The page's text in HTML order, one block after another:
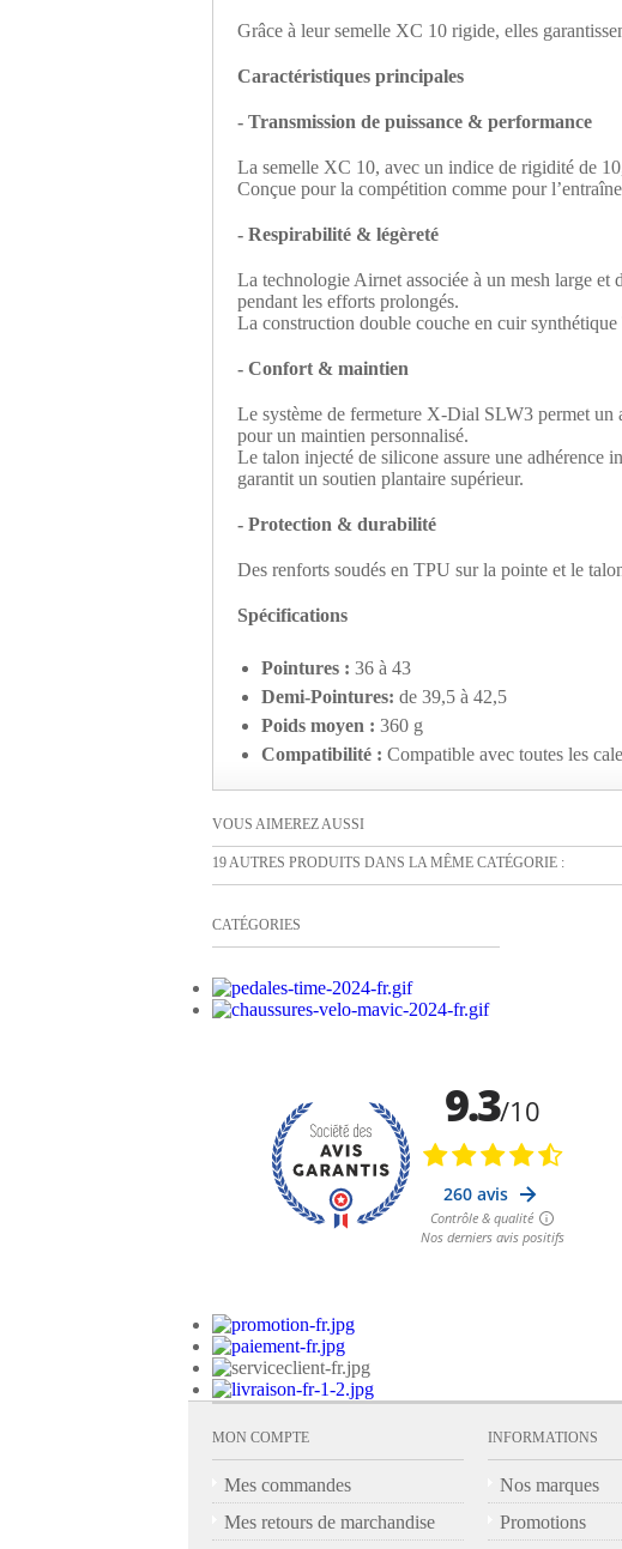
Grâce à leur semelle XC 10 rigide, elles
Caractéristiques principales
- Transmission de puissance & performance
La semelle XC 10, avec un indice de rigidité de
Conçue pour la compétition comme pour
- Respirabilité & légèreté
La technologie Airnet associée à un mesh large
pendant les efforts prolongés.
La construction double couche en cuir
- Confort & maintien
Le système de fermeture X-Dial SLW3 permet un
pour un maintien personnalisé.
Le talon injecté de silicone assure une adhérence
garantit un soutien plantaire supérieur.
- Protection & durabilité
Des renforts soudés en TPU sur la pointe et le
Spécifications
Pointures : 36 à 43
Demi-Pointures: de 39,5 à 42,5
Poids moyen : 360 g
Compatibilité : Compatible avec toutes les
VOUS AIMEREZ AUSSI
19 AUTRES PRODUITS DANS LA MÊME CATÉGORIE :
CATÉGORIES
MON COMPTE
Mes commandes
Mes retours de marchandise
INFORMATIONS
Nos marques
Promotions